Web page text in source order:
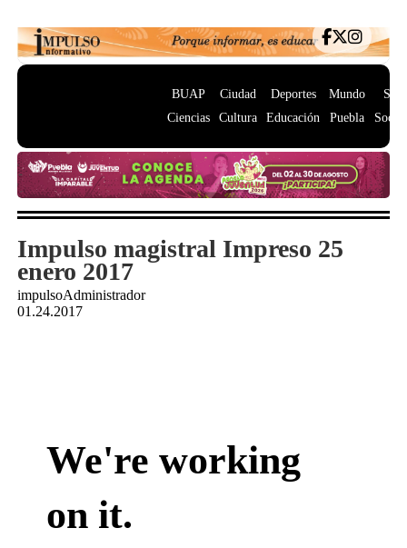
BUAP
Ciencias
Ciudad
Cultura
Deportes
Educación
Mundo
Puebla
Impulso magistral Impreso 25
enero 2017
impulsoAdministrador
01.24.2017